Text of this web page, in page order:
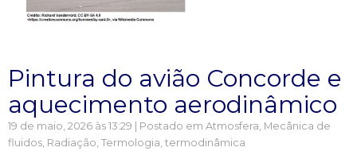
Pintura do avião Concorde e
aquecimento aerodinâmico
19 de maio, 2026 às 13:29 | Postado em Atmosfera, Mecânica de
fluidos, Radiação, Termologia, termodinâmica